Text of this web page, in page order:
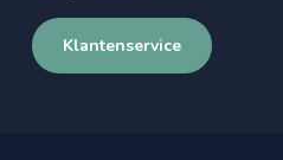
Klantenservice